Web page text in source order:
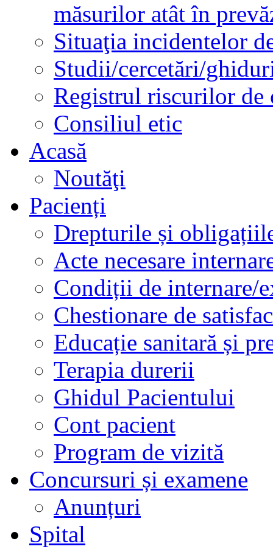
măsurilor atât în
Situaţia incidentelor
Studii/cercetări/
Registrul riscurilor de
Consiliul etic
Acasă
Noutăţi
Pacienți
Drepturile și
Acte necesare
Condiții de internare/
Chestionare de
Educație sanitară și
Terapia durerii
Ghidul Pacientului
Cont pacient
Program de vizită
Concursuri și examene
Anunțuri
Spital